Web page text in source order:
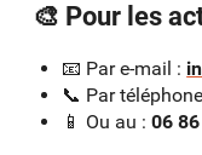
🎨 Pour les
📧 Par e-mail :
📞 Par
📱 Ou au :06